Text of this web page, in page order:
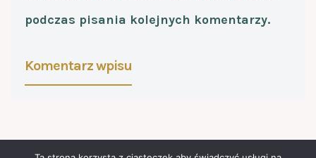
podczas pisania kolejnych komentarzy.